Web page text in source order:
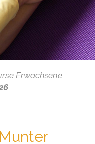
Erwachsene